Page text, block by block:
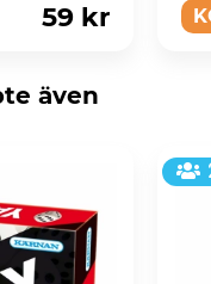
59 kr
även